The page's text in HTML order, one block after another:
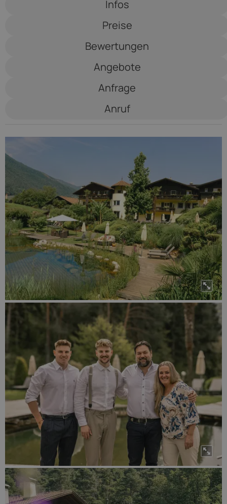
Burggräfler
Infos
Preise
Bewertungen
Angebote
Anfrage
Anruf